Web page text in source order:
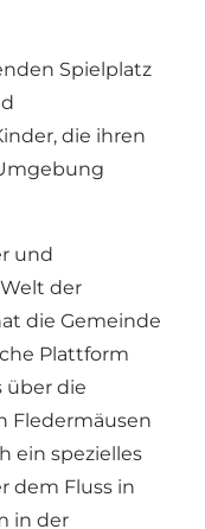
Spielplatz
die ihren
und
der
die Gemeinde
Plattform
über die
Fledermäusen
ein spezielles
dem Fluss in
in der